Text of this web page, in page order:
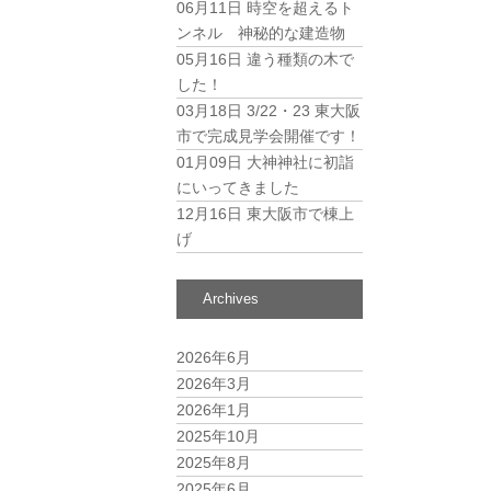
06月11日 時空を超えるト
ンネル 神秘的な建造物
05月16日 違う種類の木で
した！
03月18日 3/22・23 東大阪
市で完成見学会開催です！
01月09日 大神神社に初詣
にいってきました
12月16日 東大阪市で棟上
げ
Archives
2026年6月
2026年3月
2026年1月
2025年10月
2025年8月